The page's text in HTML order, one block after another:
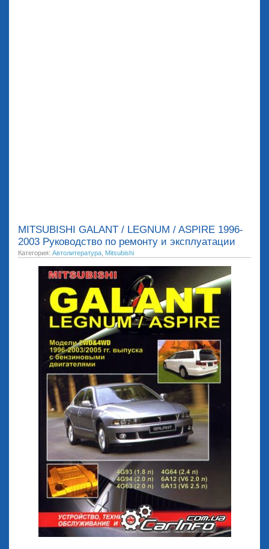
MITSUBISHI GALANT / LEGNUM / ASPIRE 1996-
2003 Руководство по ремонту и эксплуатации
Категория: Автолитература Mitsubishi